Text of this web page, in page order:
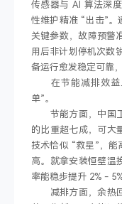
传感器与 AI 算法深
性维护精准 “出击”
关键参数，故障预警
用后非计划停机次数
备运行愈发稳定可靠
在节能减排效益
单”。
节能方面，中国工
的比重超七成，可大
技术恰似 “救星”，
高。就拿安装恒壁温
率能稳步提升 2% - 5%
减排方面，余热回